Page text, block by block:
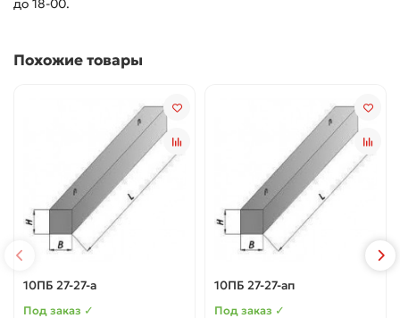
до 18-00.
Похожие товары
10ПБ 27-27-а
Под заказ ✓
10ПБ 27-27-ап
Под заказ ✓